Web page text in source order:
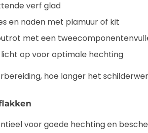
verf glad
en naden met plamuur of kit
met een
licht op voor optimale hechting
hoe langer het
voor goede hechting en